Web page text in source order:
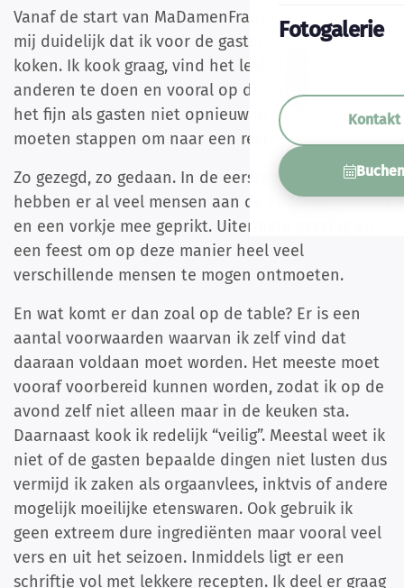
Fotogalerie
Kontakt
Vanaf de start van MaDamenFrance was het voor
mij duidelijk dat ik voor de gasten zou gaan
koken. Ik kook graag, vind het leuk dat voor
anderen te doen en vooral op de aankomst dag is
het fijn als gasten niet opnieuw in de auto
moeten stappen om naar een restaurant te gaan.
Zo gezegd, zo gedaan. In de eerste twee jaar
hebben er al veel mensen aan de eettafel gezeten
en een vorkje mee geprikt. Uitermate gezellig en
een feest om op deze manier heel veel
verschillende mensen te mogen ontmoeten.
En wat komt er dan zoal op de table? Er is een
aantal voorwaarden waarvan ik zelf vind dat
daaraan voldaan moet worden. Het meeste moet
vooraf voorbereid kunnen worden, zodat ik op de
avond zelf niet alleen maar in de keuken sta.
Daarnaast kook ik redelijk “veilig”. Meestal weet ik
niet of de gasten bepaalde dingen niet lusten dus
vermijd ik zaken als orgaanvlees, inktvis of andere
mogelijk moeilijke etenswaren. Ook gebruik ik
geen extreem dure ingrediënten maar vooral veel
vers en uit het seizoen. Inmiddels ligt er een
schriftje vol met lekkere recepten. Ik deel er graag